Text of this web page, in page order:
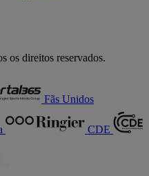
os direitos reservados.
Fãs Unidos
CDE